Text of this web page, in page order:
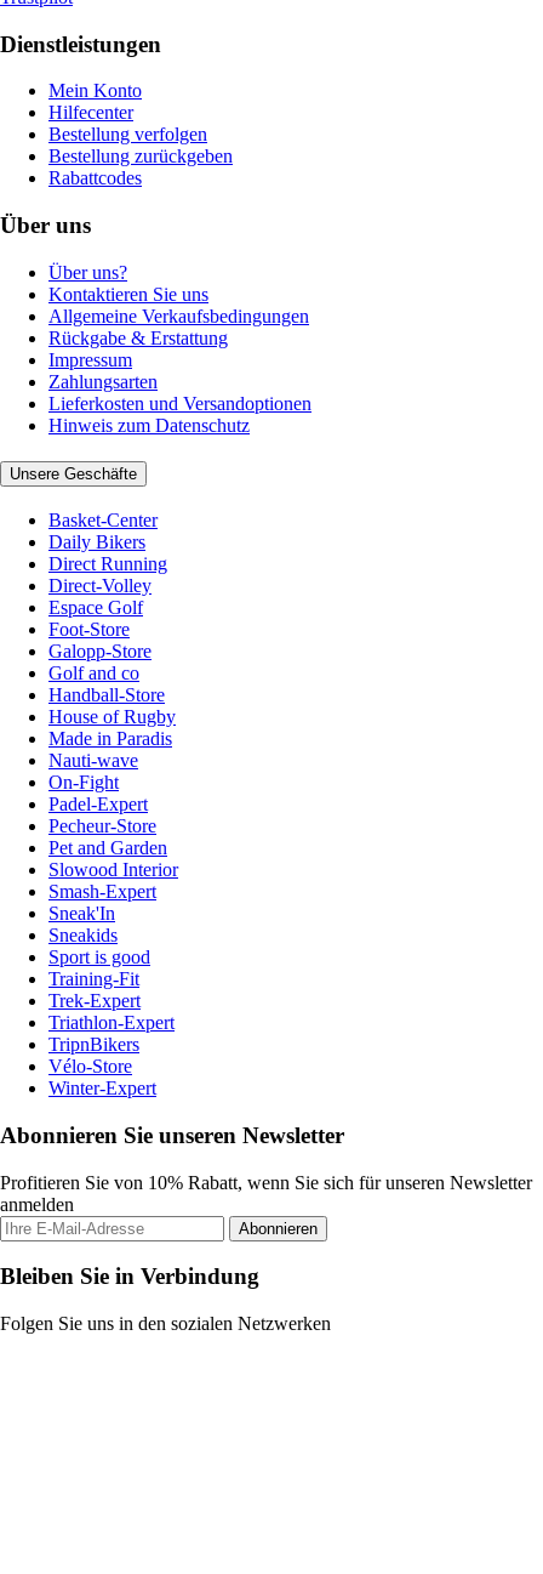
Dienstleistungen
Mein Konto
Hilfecenter
Bestellung verfolgen
Bestellung zurückgeben
Rabattcodes
Über uns
Über uns?
Kontaktieren Sie uns
Allgemeine Verkaufsbedingungen
Rückgabe & Erstattung
Impressum
Zahlungsarten
Lieferkosten und Versandoptionen
Hinweis zum Datenschutz
Unsere Geschäfte
Basket-Center
Daily Bikers
Direct Running
Direct-Volley
Espace Golf
Foot-Store
Galopp-Store
Golf and co
Handball-Store
House of Rugby
Made in Paradis
Nauti-wave
On-Fight
Padel-Expert
Pecheur-Store
Pet and Garden
Slowood Interior
Smash-Expert
Sneak'In
Sneakids
Sport is good
Training-Fit
Trek-Expert
Triathlon-Expert
TripnBikers
Vélo-Store
Winter-Expert
Abonnieren Sie unseren Newsletter
Profitieren Sie von 10% Rabatt, wenn Sie sich für unseren Newsletter
anmelden
Abonnieren
Bleiben Sie in Verbindung
Folgen Sie uns in den sozialen Netzwerken